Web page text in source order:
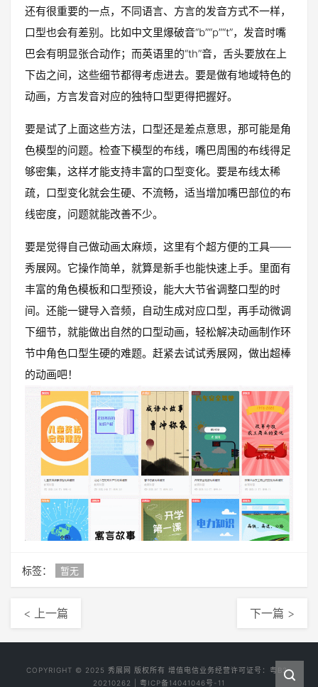
还有很重要的一点，不同语言、方言的发音方式不一样，
口型也会有差别。比如中文里爆破音“b”“p”“t”，发音时嘴
巴会有明显张合动作；而英语里的“th”音，舌头要放在上
下齿之间，这些细节都得考虑进去。要是做有地域特色的
动画，方言发音对应的独特口型更得把握好。
要是试了上面这些方法，口型还是差点意思，那可能是角
色模型的问题。检查下模型的布线，嘴巴周围的布线得足
够密集，这样才能支持丰富的口型变化。要是布线太稀
疏，口型变化就会生硬、不流畅，适当增加嘴巴部位的布
线密度，问题就能改善不少。
要是觉得自己做动画太麻烦，这里有个超方便的工具——
秀展网。它操作简单，就算是新手也能快速上手。里面有
丰富的角色模板和口型预设，能大大节省调整口型的时
间。还能一键导入音频，自动生成对应口型，再手动微调
下细节，就能做出自然的口型动画，轻松解决动画制作环
节中角色口型生硬的难题。赶紧去试试秀展网，做出超棒
的动画吧！
标签： 暂无
< 上一篇 下一篇 >
COPYRIGHT © 2025 秀展网 版权所有 增值电信业务经营许可证号： 粤B2-
20210262
粤ICP备14041046号-11